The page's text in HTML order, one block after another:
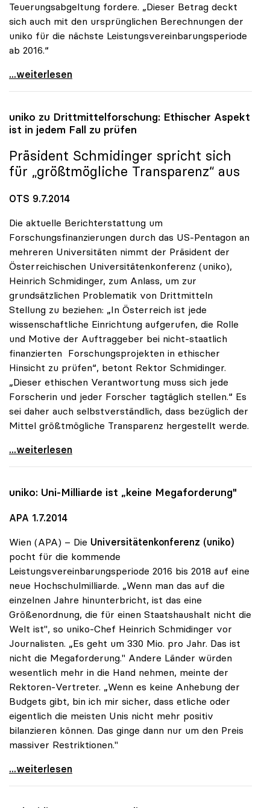
Teuerungsabgeltung fordere. „Dieser Betrag deckt
sich auch mit den ursprünglichen Berechnungen der
uniko für die nächste Leistungsvereinbarungsperiode
ab 2016.“
uniko pocht auf zusätzliche Milliarde für die
...weiterlesen
uniko zu Drittmittelforschung: Ethischer Aspekt
ist in jedem Fall zu prüfen
Präsident Schmidinger spricht sich
für „größtmögliche Transparenz“ aus
OTS 9.7.2014
Die aktuelle Berichterstattung um
Forschungsfinanzierungen durch das US-Pentagon an
mehreren Universitäten nimmt der Präsident der
Österreichischen Universitätenkonferenz (uniko),
Heinrich Schmidinger, zum Anlass, um zur
grundsätzlichen Problematik von Drittmitteln
Stellung zu beziehen: „In Österreich ist jede
wissenschaftliche Einrichtung aufgerufen, die Rolle
und Motive der Auftraggeber bei nicht-staatlich
finanzierten Forschungsprojekten in ethischer
Hinsicht zu prüfen“, betont Rektor Schmidinger.
„Dieser ethischen Verantwortung muss sich jede
Forscherin und jeder Forscher tagtäglich stellen.“ Es
sei daher auch selbstverständlich, dass bezüglich der
Mittel größtmögliche Transparenz hergestellt werde.
uniko zu Drittmittelforschung: Ethischer Aspekt
...weiterlesen
uniko: Uni-Milliarde ist „keine Megaforderung"
APA 1.7.2014
Wien (APA) – Die Universitätenkonferenz (uniko)
pocht für die kommende
Leistungsvereinbarungsperiode 2016 bis 2018 auf eine
neue Hochschulmilliarde. „Wenn man das auf die
einzelnen Jahre hinunterbricht, ist das eine
Größenordnung, die für einen Staatshaushalt nicht die
Welt ist", so uniko-Chef Heinrich Schmidinger vor
Journalisten. „Es geht um 330 Mio. pro Jahr. Das ist
nicht die Megaforderung." Andere Länder würden
wesentlich mehr in die Hand nehmen, meinte der
Rektoren-Vertreter. „Wenn es keine Anhebung der
Budgets gibt, bin ich mir sicher, dass etliche oder
eigentlich die meisten Unis nicht mehr positiv
bilanzieren können. Das ginge dann nur um den Preis
massiver Restriktionen."
uniko: Uni-Milliarde ist „keine Megaforderung\"
...weiterlesen